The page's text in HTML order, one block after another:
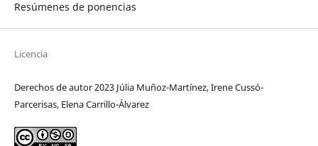
Resúmenes de ponencias
Licencia
Derechos de autor 2023 Júlia Muñoz-Martínez, Irene Cussó-
Parcerisas, Elena Carrillo-Álvarez